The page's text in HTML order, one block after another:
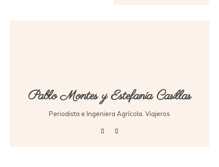
Pablo Montes y Estefanía Casillas
Periodista e Ingeniera Agrícola. Viajeros